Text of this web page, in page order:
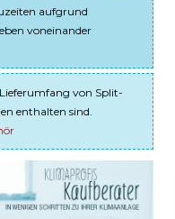
aufgrund
voneinander
von Split-
enthalten sind.